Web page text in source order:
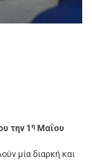
την 1 η Μαΐου
μία διαρκή και